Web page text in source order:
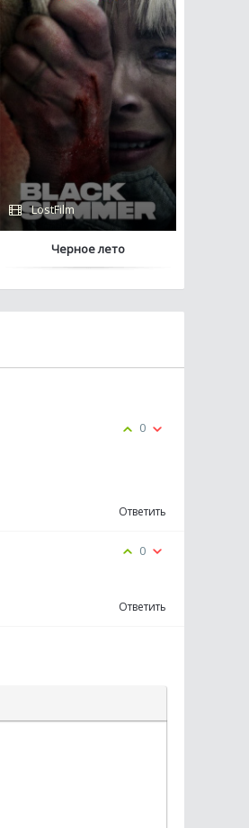
LostFilm
Черное лето
0
Ответить
0
Ответить